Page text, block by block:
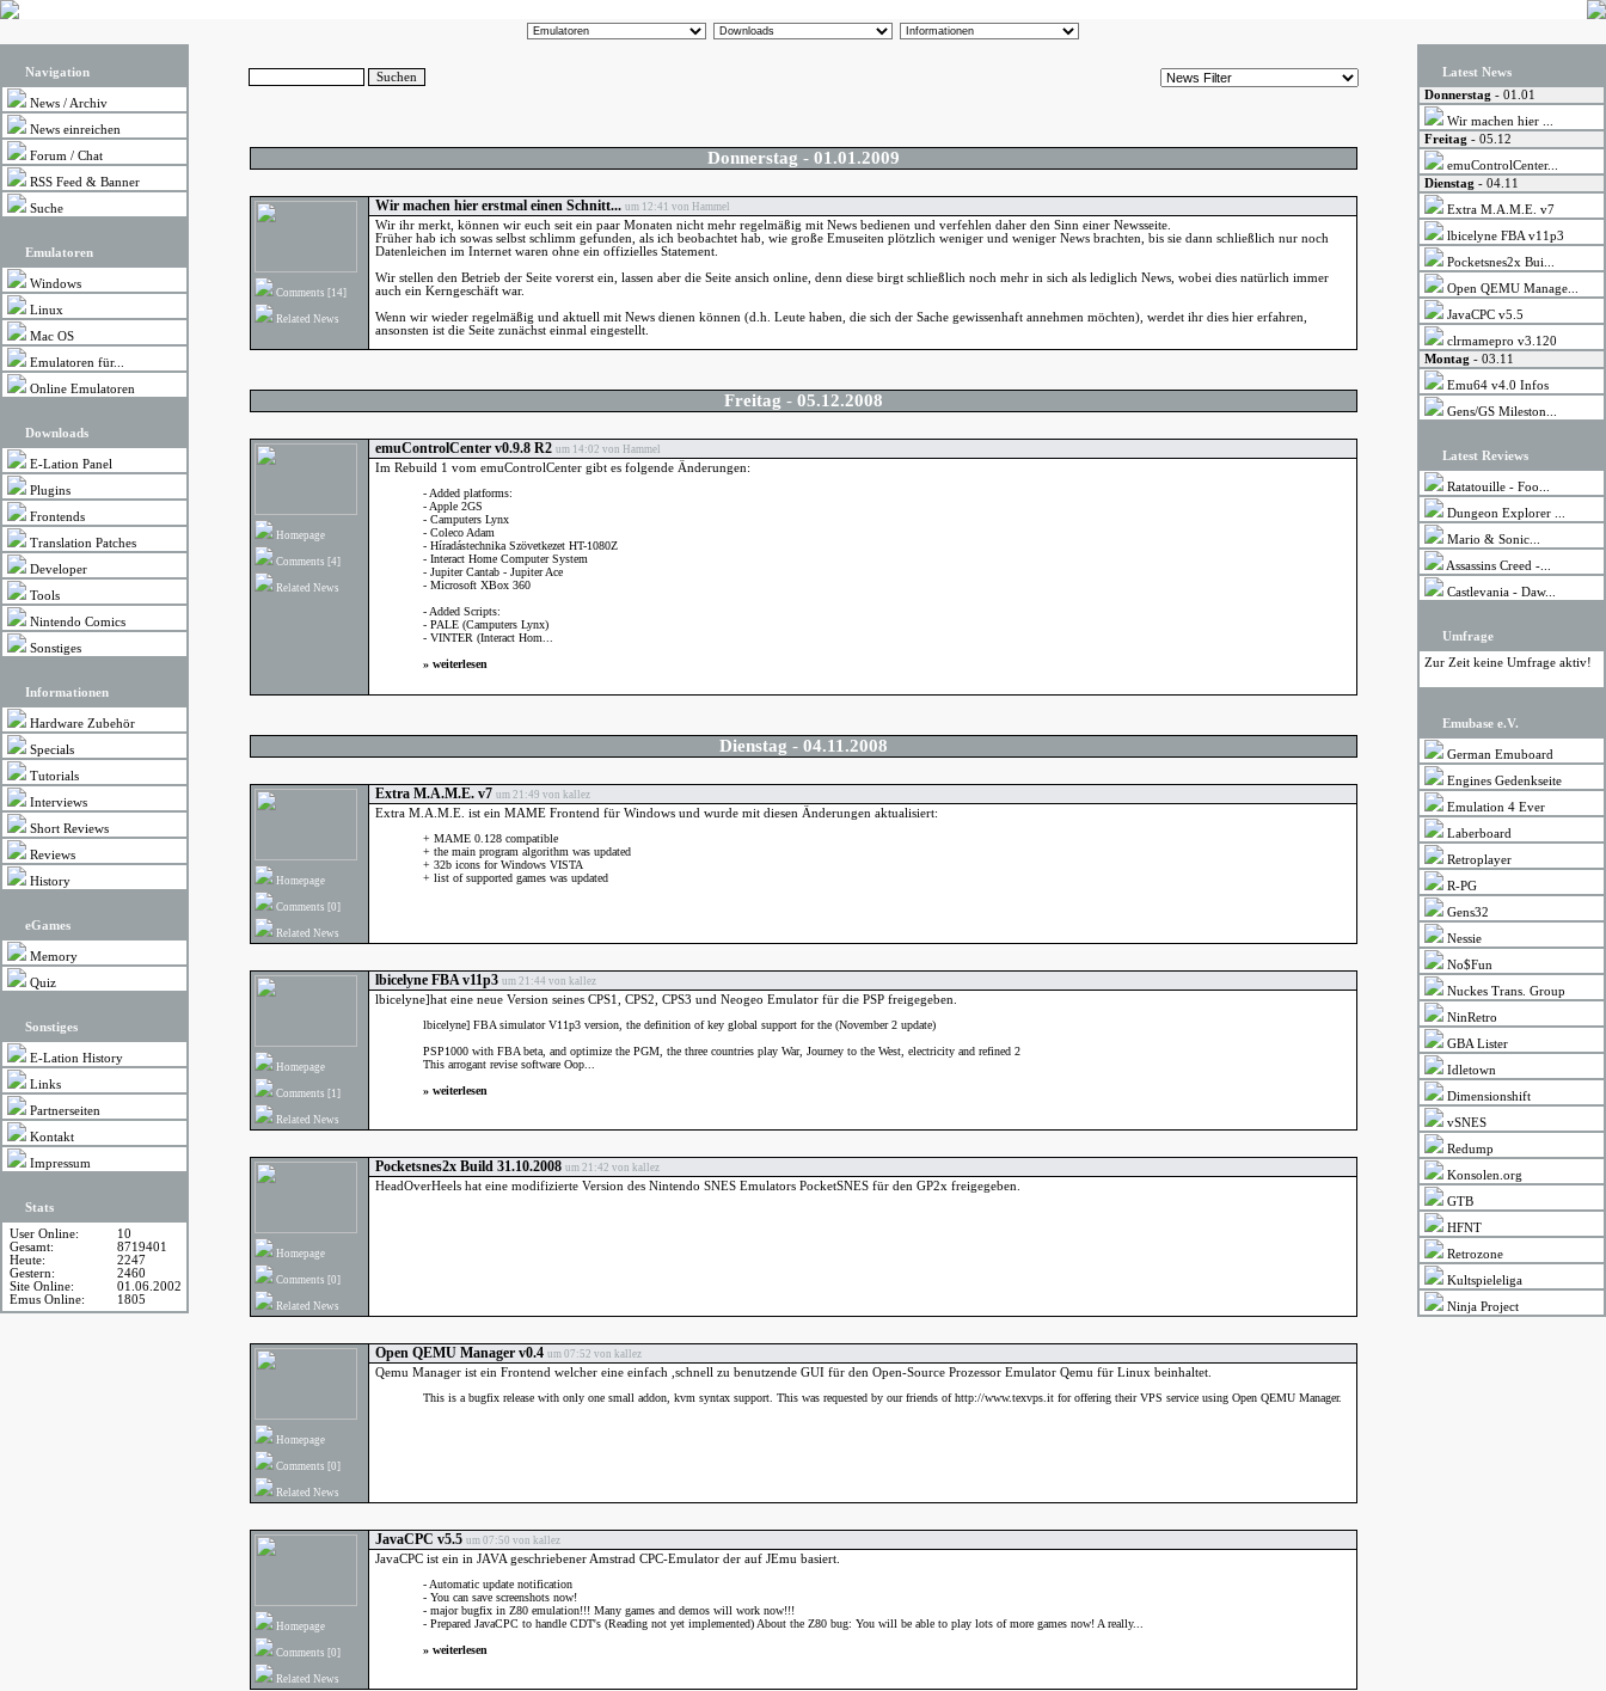
Navigation
News / Archiv
News einreichen
Forum / Chat
RSS Feed & Banner
Suche
Emulatoren
Windows
Linux
Mac OS
Emulatoren für...
Online Emulatoren
Downloads
E-Lation Panel
Plugins
Frontends
Translation Patches
Developer
Tools
Nintendo Comics
Sonstiges
Informationen
Hardware Zubehör
Specials
Tutorials
Interviews
Short Reviews
Reviews
History
eGames
Memory
Quiz
Sonstiges
E-Lation History
Links
Partnerseiten
Kontakt
Impressum
Stats
User Online:
10
Gesamt:
8719401
Heute:
2247
Gestern:
2460
Site Online:
01.06.2002
Emus Online:
1805
Donnerstag - 01.01.2009
Comments [14]
Related News
Wir machen hier erstmal einen Schnitt... um 12:41 von Hammel
Wir ihr merkt, können wir euch seit ein paar Monaten nicht mehr regelmäßig mit News bedienen und verfehlen daher den Sinn einer Newsseite.
Früher hab ich sowas selbst schlimm gefunden, als ich beobachtet hab, wie große Emuseiten plötzlich weniger und weniger News brachten, bis sie dann schließlich nur noch
Datenleichen im Internet waren ohne ein offizielles Statement.
Wir stellen den Betrieb der Seite vorerst ein, lassen aber die Seite ansich online, denn diese birgt schließlich noch mehr in sich als lediglich News, wobei dies natürlich immer
auch ein Kerngeschäft war.
Wenn wir wieder regelmäßig und aktuell mit News dienen können (d.h. Leute haben, die sich der Sache gewissenhaft annehmen möchten), werdet ihr dies hier erfahren,
ansonsten ist die Seite zunächst einmal eingestellt.
Freitag - 05.12.2008
Homepage
Comments [4]
Related News
emuControlCenter v0.9.8 R2 um 14:02 von Hammel
Im Rebuild 1 vom emuControlCenter gibt es folgende Änderungen:
- Added platforms:
- Apple 2GS
- Camputers Lynx
- Coleco Adam
- Híradástechnika Szövetkezet HT-1080Z
- Interact Home Computer System
- Jupiter Cantab - Jupiter Ace
- Microsoft XBox 360
- Added Scripts:
- PALE (Camputers Lynx)
- VINTER (Interact Hom...
» weiterlesen
Dienstag - 04.11.2008
Homepage
Comments [0]
Related News
Extra M.A.M.E. v7 um 21:49 von kallez
Extra M.A.M.E. ist ein MAME Frontend für Windows und wurde mit diesen Änderungen aktualisiert:
+ MAME 0.128 compatible
+ the main program algorithm was updated
+ 32b icons for Windows VISTA
+ list of supported games was updated
Homepage
Comments [1]
Related News
lbicelyne FBA v11p3 um 21:44 von kallez
lbicelyne]hat eine neue Version seines CPS1, CPS2, CPS3 und Neogeo Emulator für die PSP freigegeben.
lbicelyne] FBA simulator V11p3 version, the definition of key global support for the (November 2 update)
PSP1000 with FBA beta, and optimize the PGM, the three countries play War, Journey to the West, electricity and refined 2
This arrogant revise software Oop...
» weiterlesen
Homepage
Comments [0]
Related News
Pocketsnes2x Build 31.10.2008 um 21:42 von kallez
HeadOverHeels hat eine modifizierte Version des Nintendo SNES Emulators PocketSNES für den GP2x freigegeben.
Homepage
Comments [0]
Related News
Open QEMU Manager v0.4 um 07:52 von kallez
Qemu Manager ist ein Frontend welcher eine einfach ,schnell zu benutzende GUI für den Open-Source Prozessor Emulator Qemu für Linux beinhaltet.
This is a bugfix release with only one small addon, kvm syntax support. This was requested by our friends of http://www.texvps.it for offering their VPS service using Open QEMU Manager.
Homepage
Comments [0]
Related News
JavaCPC v5.5 um 07:50 von kallez
JavaCPC ist ein in JAVA geschriebener Amstrad CPC-Emulator der auf JEmu basiert.
- Automatic update notification
- You can save screenshots now!
- major bugfix in Z80 emulation!!! Many games and demos will work now!!!
- Prepared JavaCPC to handle CDT's (Reading not yet implemented) About the Z80 bug: You will be able to play lots of more games now! A really...
» weiterlesen
Latest News
Donnerstag - 01.01
Wir machen hier ...
Freitag - 05.12
emuControlCenter...
Dienstag - 04.11
Extra M.A.M.E. v7
lbicelyne FBA v11p3
Pocketsnes2x Bui...
Open QEMU Manage...
JavaCPC v5.5
clrmamepro v3.120
Montag - 03.11
Emu64 v4.0 Infos
Gens/GS Mileston...
Latest Reviews
Ratatouille - Foo...
Dungeon Explorer ...
Mario & Sonic...
Assassins Creed -...
Castlevania - Daw...
Umfrage
Zur Zeit keine Umfrage aktiv!
Emubase e.V.
German Emuboard
Engines Gedenkseite
Emulation 4 Ever
Laberboard
Retroplayer
R-PG
Gens32
Nessie
No$Fun
Nuckes Trans. Group
NinRetro
GBA Lister
Idletown
Dimensionshift
vSNES
Redump
Konsolen.org
GTB
HFNT
Retrozone
Kultspieleliga
Ninja Project